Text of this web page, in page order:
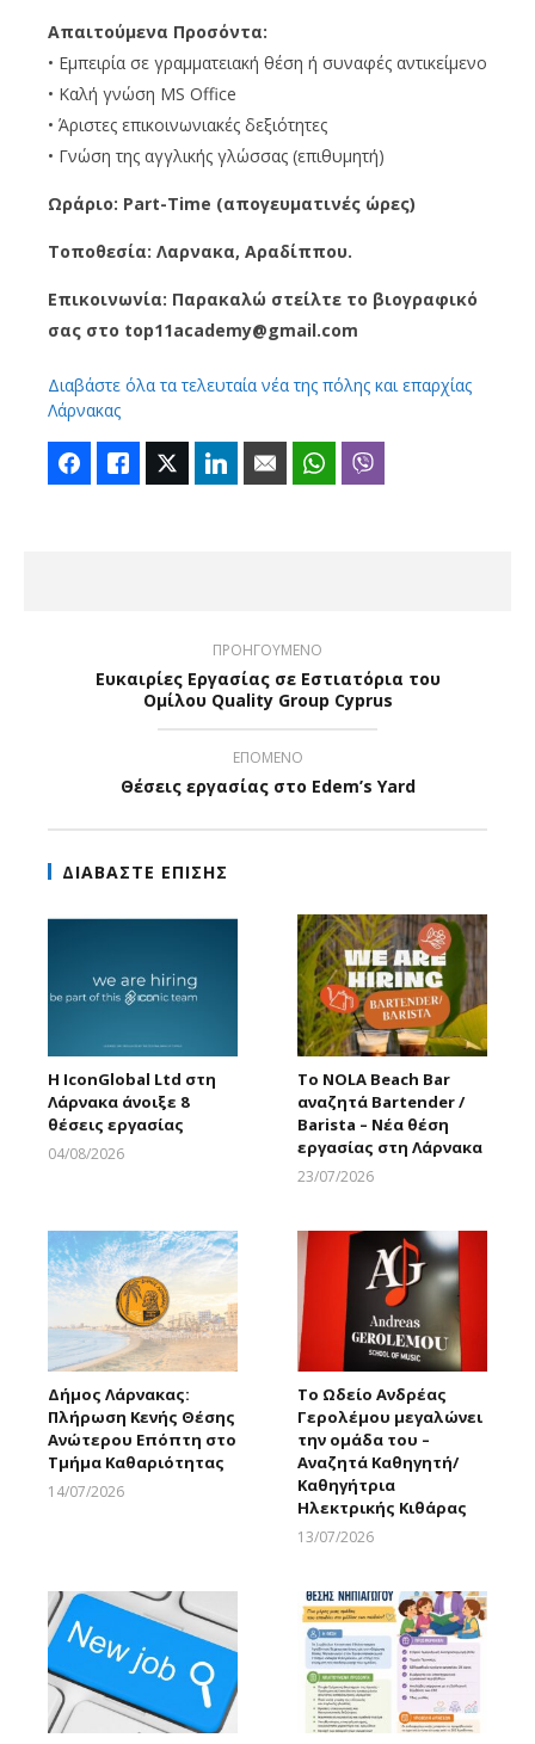
Απαιτούμενα Προσόντα:
• Εμπειρία σε γραμματειακή θέση ή συναφές αντικείμενο
• Καλή γνώση MS Office
• Άριστες επικοινωνιακές δεξιότητες
• Γνώση της αγγλικής γλώσσας (επιθυμητή)
Ωράριο: Part-Time (απογευματινές ώρες)
Τοποθεσία: Λαρνακα, Αραδίππου.
Επικοινωνία: Παρακαλώ στείλτε το βιογραφικό
σας στο top11academy@gmail.com
Διαβάστε όλα τα τελευταία νέα της πόλης και επαρχίας
Λάρνακας
FacebookLike Twitter LinkedIn Email WhatsApp
ΠΡΟΗΓΟΥΜΕΝΟ
Ευκαιρίες Εργασίας σε Εστιατόρια του
Ομίλου Quality Group Cyprus
ΕΠΟΜΕΝΟ
Θέσεις εργασίας στο Edem’s Yard
ΔΙΑΒΑΣΤΕ ΕΠΙΣΗΣ
Η IconGlobal Ltd στη
Λάρνακα άνοιξε 8
θέσεις εργασίας
04/08/2026
Το NOLA Beach Bar
αναζητά Bartender /
Barista – Νέα θέση
εργασίας στη Λάρνακα
23/07/2026
Δήμος Λάρνακας:
Πλήρωση Κενής Θέσης
Ανώτερου Επόπτη στο
Τμήμα Καθαριότητας
14/07/2026
Το Ωδείο Ανδρέας
Γερολέμου μεγαλώνει
την ομάδα του –
Αναζητά Καθηγητή/
Καθηγήτρια
Ηλεκτρικής Κιθάρας
13/07/2026